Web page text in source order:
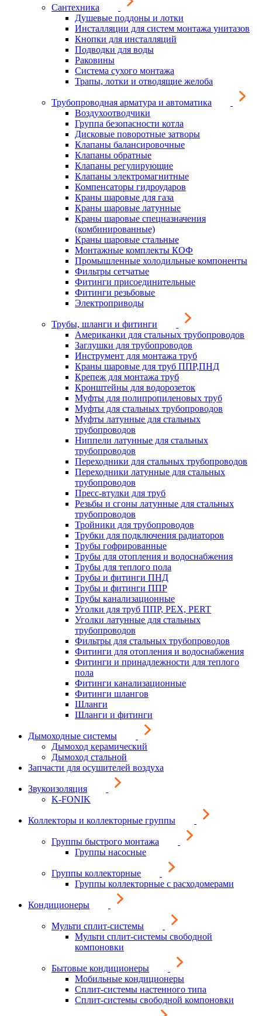
Сантехника
Душевые поддоны и лотки
Инсталляции для систем монтажа унитазов
Кнопки для инсталляций
Подводки для воды
Раковины
Система сухого монтажа
Трапы, лотки и отводящие желоба
Трубопроводная арматура и автоматика
Воздухоотводчики
Группа безопасности котла
Дисковые поворотные затворы
Клапаны балансировочные
Клапаны обратные
Клапаны регулирующие
Клапаны электромагнитные
Компенсаторы гидроударов
Краны шаровые для газа
Краны шаровые латунные
Краны шаровые спецназначения
(комбинированные)
Краны шаровые стальные
Монтажные комплекты КОФ
Промышленные холодильные компоненты
Фильтры сетчатые
Фитинги присоединительные
Фитинги резьбовые
Электроприводы
Трубы, шланги и фитинги
Американки для стальных трубопроводов
Заглушки для трубопроводов
Инструмент для монтажа труб
Краны шаровые для труб ППР,ПНД
Крепеж для монтажа труб
Кронштейны для водорозеток
Муфты для полипропиленовых труб
Муфты для стальных трубопроводов
Муфты латунные для стальных
трубопроводов
Ниппели латунные для стальных
трубопроводов
Переходники для стальных трубопроводов
Переходники латунные для стальных
трубопроводов
Пресс-втулки для труб
Резьбы и сгоны латунные для стальных
трубопроводов
Тройники для трубопроводов
Трубки для подключения радиаторов
Трубы гофрированные
Трубы для отопления и водоснабжения
Трубы для теплого пола
Трубы и фитинги ПНД
Трубы и фитинги ППР
Трубы канализационные
Уголки для труб ППР, PEX, PERT
Уголки латунные для стальных
трубопроводов
Фильтры для стальных трубопроводов
Фитинги для отопления и водоснабжения
Фитинги и принадлежности для теплого
пола
Фитинги канализационные
Фитинги шлангов
Шланги
Шланги и фитинги
Дымоходные системы
Дымоход керамический
Дымоход стальной
Запчасти для осушителей воздуха
Звукоизоляция
K-FONIK
Коллекторы и коллекторные группы
Группы быстрого монтажа
Группы насосные
Группы коллекторные
Группы коллекторные с расходомерами
Кондиционеры
Мульти сплит-системы
Мульти сплит-системы свободной
компоновки
Бытовые кондиционеры
Мобильные кондиционеры
Сплит-системы настенного типа
Сплит-системы свободной компоновки